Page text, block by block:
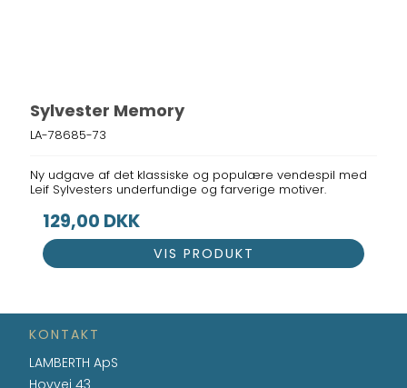
Sylvester Memory
LA-78685-73
Ny udgave af det klassiske og populære vendespil med
Leif Sylvesters underfundige og farverige motiver.
129,00 DKK
VIS PRODUKT
KONTAKT
LAMBERTH ApS